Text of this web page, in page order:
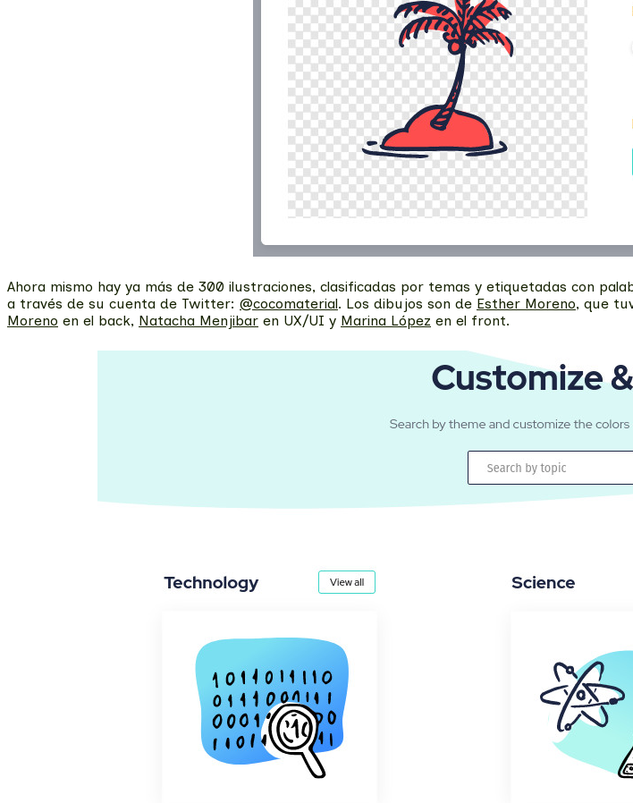
Ahora mismo hay ya más de 300 ilustraciones, clasificadas por temas y etiquetadas con
a través de su cuenta de Twitter: @cocomaterial. Los dibujos son de Esther Moreno, que
Moreno en el back, Natacha Menjibar en UX/UI y Marina López en el front.